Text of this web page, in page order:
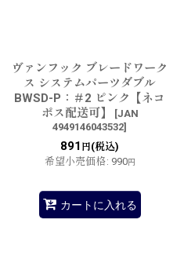
ヴァンフック ブレードワーク
ス システムパーツダブル
BWSD-P：＃2 ピンク【ネコ
ポス配送可】
[JAN
4949146043532]
891 円(税込)
希望小売価格: 990円
カートに入れる